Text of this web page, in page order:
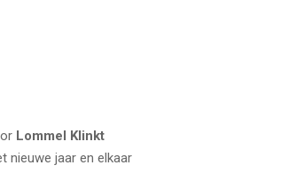
Lommel Klinkt
nieuwe jaar en elkaar